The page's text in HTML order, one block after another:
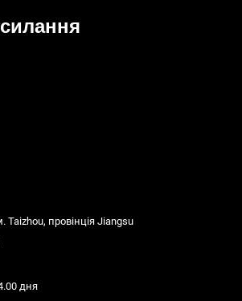
Taizhou, провінція Jiangsu
дня